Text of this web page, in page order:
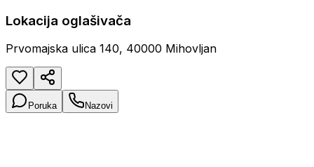
Lokacija oglašivača
Prvomajska ulica 140, 40000 Mihovljan
Poruka Nazovi